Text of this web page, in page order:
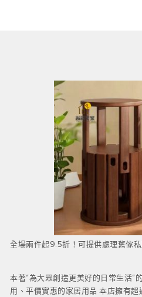
全場兩件起9.5折！可提供處理舊傢
本著“為大眾創造更美好的日常生活”
用、平價實惠的家居用品 本店擁有